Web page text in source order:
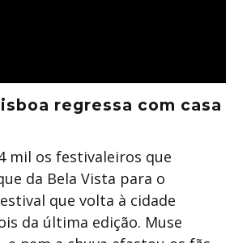
regressa com casa
mil os festivaleiros que
da Bela Vista para o
que volta à cidade
da última edição. Muse